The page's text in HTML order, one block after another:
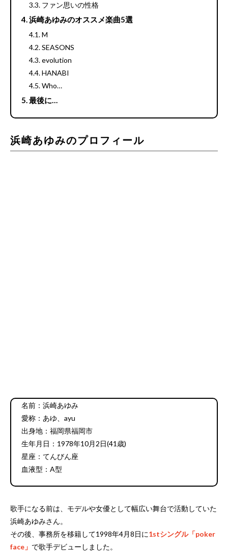
ファン思いの性格
浜崎あゆみのオススメ楽曲5選
M
SEASONS
evolution
HANABI
Who…
最後に…
浜崎あゆみのプロフィール
名前：浜崎あゆみ
愛称：あゆ、ayu
出身地：福岡県福岡市
生年月日：1978年10月2日(41歳)
星座：てんびん座
血液型：A型
歌手になる前は、モデルや女優として幅広い舞台で活動していた
浜崎あゆみさん。
その後、事務所を移籍して1998年4月8日に1stシングル「poker
face」 で歌手デビューしました。